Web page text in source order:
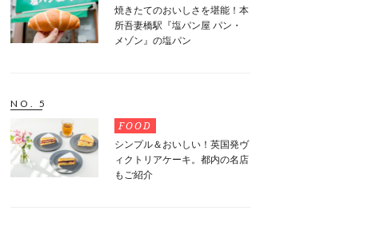
焼きたてのおいしさを堪能！本
所吾妻橋駅『塩パン屋 パン・
メゾン』の塩パン
NO. 5
FOOD
シンプル＆おいしい！英国発ヴ
ィクトリアケーキ。都内の名店
もご紹介